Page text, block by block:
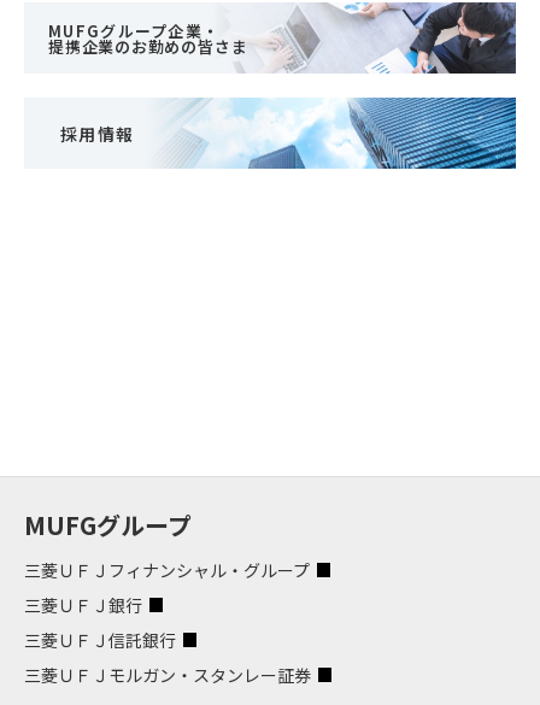
MUFGグループ企業・
提携企業のお勤めの皆さま
採用情報
MUFGグループ
三菱ＵＦＪフィナンシャル・グループ
三菱ＵＦＪ銀行
三菱ＵＦＪ信託銀行
三菱ＵＦＪモルガン・スタンレー証券